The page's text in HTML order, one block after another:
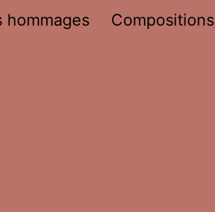
hommages Compositions